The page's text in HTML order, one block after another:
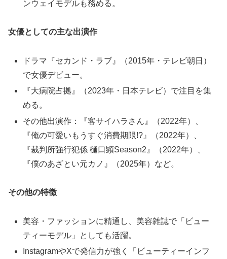
ンウェイモデルも務める。
女優としての主な出演作
ドラマ『セカンド・ラブ』（2015年・テレビ朝日）
で女優デビュー。
『大病院占拠』（2023年・日本テレビ）で注目を集
める。
その他出演作：『客サイハラさん』（2022年）、
『俺の可愛いもうすぐ消費期限!?』（2022年）、
『裁判所強行犯係 樋口顕Season2』（2022年）、
『僕のあざとい元カノ』（2025年）など。
その他の特徴
美容・ファッションに精通し、美容雑誌で「ビュー
ティーモデル」としても活躍。
InstagramやXで発信力が強く「ビューティーインフ